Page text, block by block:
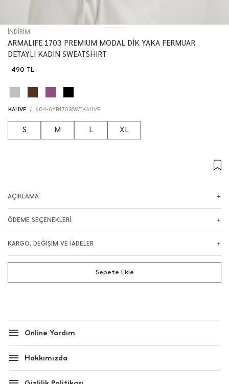
İNDİRİM
ARMALIFE 1703 PREMIUM MODAL DİK YAKA FERMUAR
DETAYLI KADIN SWEATSHIRT
490 TL
S M L XL
KAHVE / 604-6YB1703SWTKAHVE
Sepete Ekle
AÇIKLAMA
ÖDEME SEÇENEKLERİ
KARGO, DEĞİŞİM VE İADELER
Online Yardım
Hakkımızda